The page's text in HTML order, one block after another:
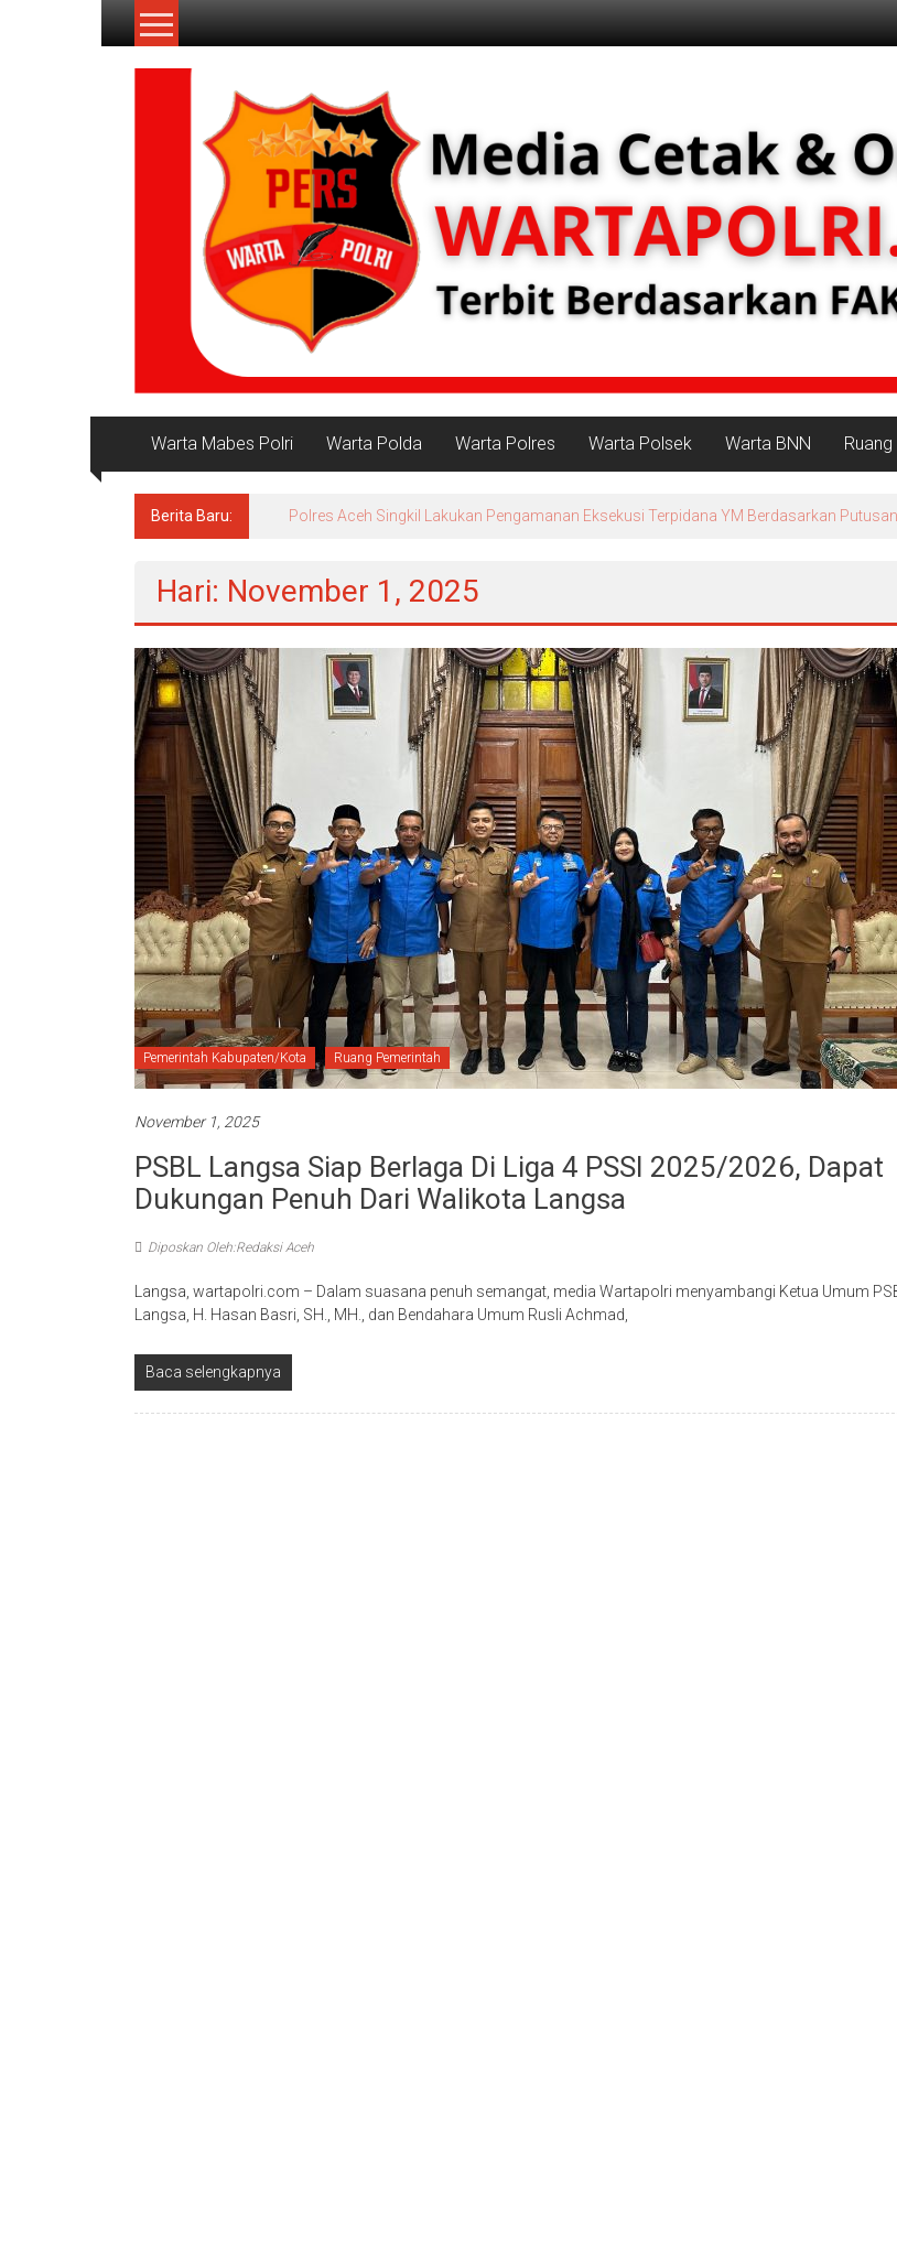
Lompat
Jurnalisme
Warta Mabes Polri Warta Polda Warta Polres Warta Polsek Warta BNN
Berita Baru: Pascasarjana UINSU Hadirkan Dr. Andika, Alumni Inspiratif sebagai Pemateri Teras
Hari: November 1, 2025
Pemerintah Kabupaten/Kota Ruang Pemerintah
November 1, 2025
PSBL Langsa Siap Berlaga Di Liga 4 PSSI 2025/2026, Dapat
Dukungan Penuh Dari Walikota Langsa
Diposkan Oleh:Redaksi Aceh
Langsa, wartapolri.com – Dalam suasana penuh semangat, media Wartapolri menyambangi Ketua Umum
Langsa, H. Hasan Basri, SH., MH., dan Bendahara Umum Rusli Achmad,
Baca selengkapnya